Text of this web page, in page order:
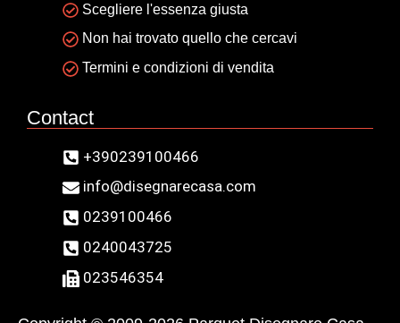
Scegliere l'essenza giusta
Non hai trovato quello che cercavi
Termini e condizioni di vendita
Contact
+390239100466
info@disegnarecasa.com
0239100466
0240043725
023546354